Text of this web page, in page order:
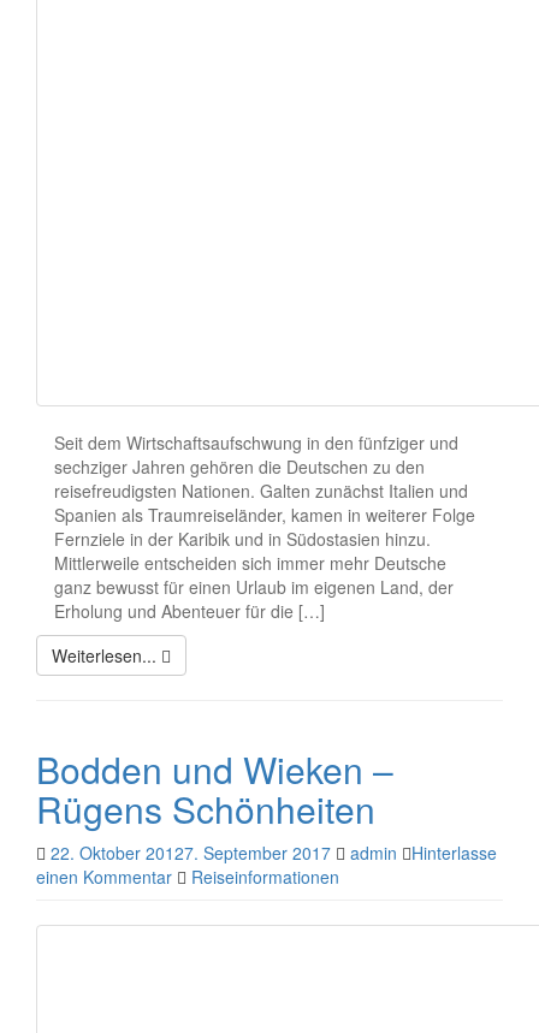
Seit dem Wirtschaftsaufschwung in den fünfziger und
sechziger Jahren gehören die Deutschen zu den
reisefreudigsten Nationen. Galten zunächst Italien und
Spanien als Traumreiseländer, kamen in weiterer Folge
Fernziele in der Karibik und in Südostasien hinzu.
Mittlerweile entscheiden sich immer mehr Deutsche
ganz bewusst für einen Urlaub im eigenen Land, der
Erholung und Abenteuer für die […]
Weiterlesen...
Bodden und Wieken –
Rügens Schönheiten
22. Oktober 20127. September 2017 admin
Hinterlasse
einen Kommentar
Reiseinformationen